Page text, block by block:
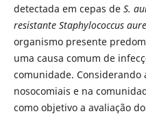
detectada em cepas de S.
resistante Staphylococcus
organismo presente
uma causa comum de
comunidade. Considerando
nosocomiais e na
como objetivo a avaliação